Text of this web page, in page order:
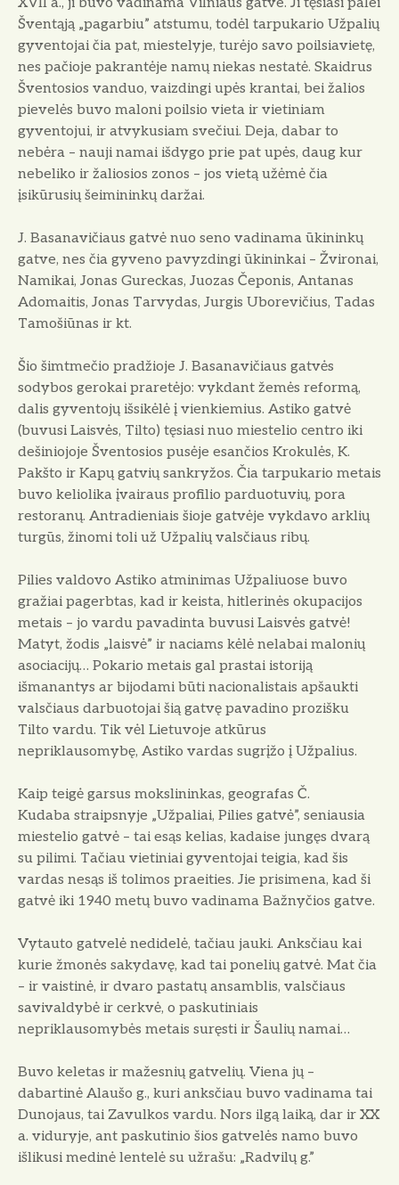
XVII a., ji buvo vadinama Vilniaus gatve. Ji tęsiasi palei
Šventąją „pagarbiu” atstumu, todėl tarpukario Užpalių
gyventojai čia pat, miestelyje, turėjo savo poilsiavietę,
nes pačioje pakrantėje namų niekas nestatė. Skaidrus
Šventosios vanduo, vaizdingi upės krantai, bei žalios
pievelės buvo maloni poilsio vieta ir vietiniam
gyventojui, ir atvykusiam svečiui. Deja, dabar to
nebėra – nauji namai išdygo prie pat upės, daug kur
nebeliko ir žaliosios zonos – jos vietą užėmė čia
įsikūrusių šeimininkų daržai.
J. Basanavičiaus gatvė nuo seno vadinama ūkininkų
gatve, nes čia gyveno pavyzdingi ūkininkai – Žvironai,
Namikai, Jonas Gureckas, Juozas Čeponis, Antanas
Adomaitis, Jonas Tarvydas, Jurgis Uborevičius, Tadas
Tamošiūnas ir kt.
Šio šimtmečio pradžioje J. Basanavičiaus gatvės
sodybos gerokai praretėjo: vykdant žemės reformą,
dalis gyventojų išsikėlė į vienkiemius. Astiko gatvė
(buvusi Laisvės, Tilto) tęsiasi nuo miestelio centro iki
dešiniojoje Šventosios pusėje esančios Krokulės, K.
Pakšto ir Kapų gatvių sankryžos. Čia tarpukario metais
buvo keliolika įvairaus profilio parduotuvių, pora
restoranų. Antradieniais šioje gatvėje vykdavo arklių
turgūs, žinomi toli už Užpalių valsčiaus ribų.
Pilies valdovo Astiko atminimas Užpaliuose buvo
gražiai pagerbtas, kad ir keista, hitlerinės okupacijos
metais – jo vardu pavadinta buvusi Laisvės gatvė!
Matyt, žodis „laisvė” ir naciams kėlė nelabai malonių
asociacijų… Pokario metais gal prastai istoriją
išmanantys ar bijodami būti nacionalistais apšaukti
valsčiaus darbuotojai šią gatvę pavadino prozišku
Tilto vardu. Tik vėl Lietuvoje atkūrus
nepriklausomybę, Astiko vardas sugrįžo į Užpalius.
Kaip teigė garsus mokslininkas, geografas Č.
Kudaba straipsnyje „Užpaliai, Pilies gatvė”, seniausia
miestelio gatvė – tai esąs kelias, kadaise jungęs dvarą
su pilimi. Tačiau vietiniai gyventojai teigia, kad šis
vardas nesąs iš tolimos praeities. Jie prisimena, kad ši
gatvė iki 1940 metų buvo vadinama Bažnyčios gatve.
Vytauto gatvelė nedidelė, tačiau jauki. Anksčiau kai
kurie žmonės sakydavę, kad tai ponelių gatvė. Mat čia
– ir vaistinė, ir dvaro pastatų ansamblis, valsčiaus
savivaldybė ir cerkvė, o paskutiniais
nepriklausomybės metais suręsti ir Šaulių namai…
Buvo keletas ir mažesnių gatvelių. Viena jų –
dabartinė Alaušo g., kuri anksčiau buvo vadinama tai
Dunojaus, tai Zavulkos vardu. Nors ilgą laiką, dar ir XX
a. viduryje, ant paskutinio šios gatvelės namo buvo
išlikusi medinė lentelė su užrašu: „Radvilų g.”